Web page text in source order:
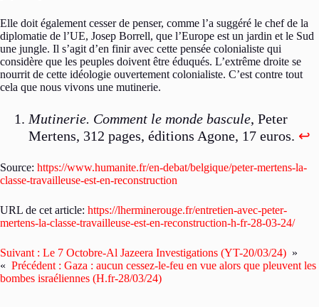
Elle doit également cesser de penser, comme l’a suggéré le chef de la
diplomatie de l’UE, Josep Borrell, que l’Europe est un jardin et le Sud
une jungle. Il s’agit d’en finir avec cette pensée colonialiste qui
considère que les peuples doivent être éduqués. L’extrême droite se
nourrit de cette idéologie ouvertement colonialiste. C’est contre tout
cela que nous vivons une mutinerie.
Mutinerie. Comment le monde bascule, Peter
Mertens, 312 pages, éditions Agone, 17 euros. ↩︎
Source: https://www.humanite.fr/en-debat/belgique/peter-mertens-la-
classe-travailleuse-est-en-reconstruction
URL de cet article: https://lherminerouge.fr/entretien-avec-peter-
mertens-la-classe-travailleuse-est-en-reconstruction-h-fr-28-03-24/
Suivant : Le 7 Octobre-Al Jazeera Investigations (YT-20/03/24) »
« Précédent : Gaza : aucun cessez-le-feu en vue alors que pleuvent les
bombes israéliennes (H.fr-28/03/24)